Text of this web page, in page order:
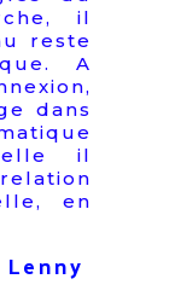
il
reste
A
dans
il
en